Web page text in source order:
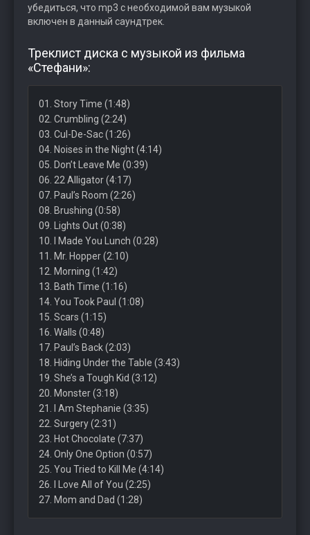
убедиться, что mp3 с необходимой вам музыкой
включен в данный саундтрек.
Треклист диска с музыкой из фильма
«Стефани»:
01. Story Time (1:48)
02. Crumbling (2:24)
03. Cul-De-Sac (1:26)
04. Noises in the Night (4:14)
05. Don’t Leave Me (0:39)
06. 22 Alligator (4:17)
07. Paul’s Room (2:26)
08. Brushing (0:58)
09. Lights Out (0:38)
10. I Made You Lunch (0:28)
11. Mr. Hopper (2:10)
12. Morning (1:42)
13. Bath Time (1:16)
14. You Took Paul (1:08)
15. Scars (1:15)
16. Walls (0:48)
17. Paul’s Back (2:03)
18. Hiding Under the Table (3:43)
19. She’s a Tough Kid (3:12)
20. Monster (3:18)
21. I Am Stephanie (3:35)
22. Surgery (2:31)
23. Hot Chocolate (7:37)
24. Only One Option (0:57)
25. You Tried to Kill Me (4:14)
26. I Love All of You (2:25)
27. Mom and Dad (1:28)